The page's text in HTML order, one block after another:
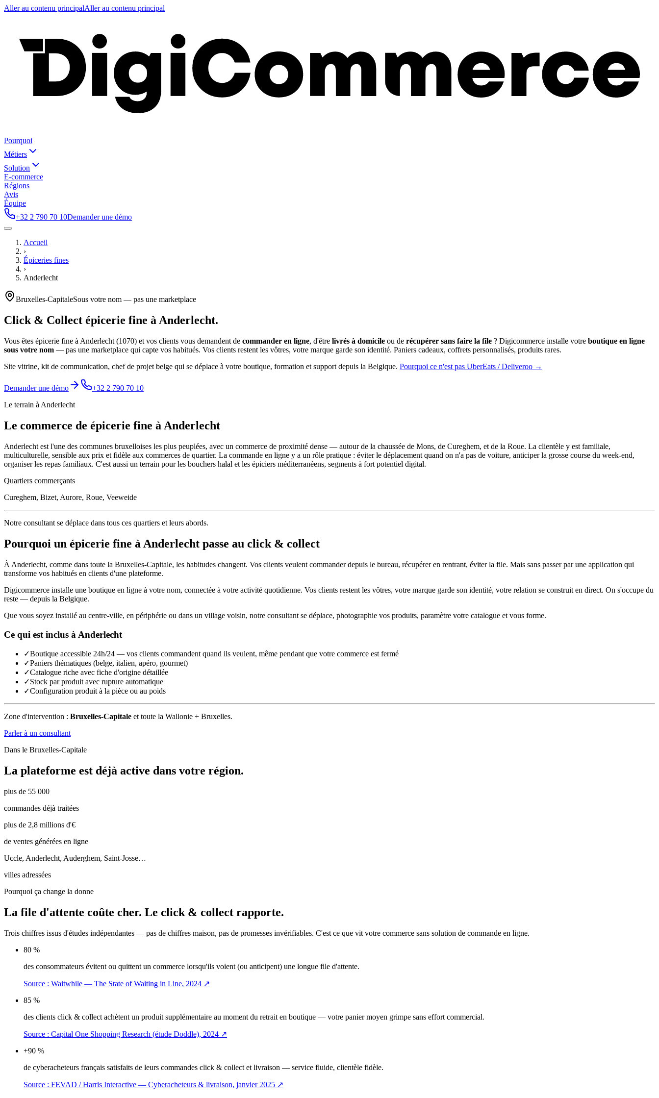
Aller au contenu principalAller au contenu principal
Pourquoi
Métiers
Solution
E-commerce
Régions
Avis
Équipe
+32 2 790 70 10Demander une démo
Accueil
›
Épiceries fines
›
Anderlecht
Bruxelles-CapitaleSous votre nom — pas une marketplace
Click & Collect épicerie fine àAnderlecht.
Vous êtes épicerie fine à Anderlecht (1070) et vos clients vous demandent de commander en ligne, d'être livrés à domicile ou de récupérer sans faire la file ? Digicommerce installe votre boutique en ligne
sous votre nom — pas une marketplace qui capte vos habitués. Vos clients restent les vôtres, votre marque garde son identité. Paniers cadeaux, coffrets personnalisés, produits rares.
Site vitrine, kit de communication, chef de projet belge qui se déplace à votre boutique, formation et support depuis la Belgique. Pourquoi ce n'est pas UberEats / Deliveroo →
Demander une démo
+32 2 790 70 10
Le terrain à Anderlecht
Le commerce de épicerie fine à Anderlecht
Anderlecht est l'une des communes bruxelloises les plus peuplées, avec un commerce de proximité dense — autour de la chaussée de Mons, de Cureghem, et de la Roue. La clientèle y est familiale,
multiculturelle, sensible aux prix et fidèle aux commerces de quartier. La commande en ligne y a un rôle pratique : éviter le déplacement quand on n'a pas de voiture, anticiper la grosse course du week-end,
organiser les repas familiaux. C'est aussi un terrain pour les bouchers halal et les épiciers méditerranéens, segments à fort potentiel digital.
Quartiers commerçants
Cureghem, Bizet, Aurore, Roue, Veeweide
Notre consultant se déplace dans tous ces quartiers et leurs abords.
Pourquoi un épicerie fine à Anderlecht passe au click & collect
À Anderlecht, comme dans toute la Bruxelles-Capitale, les habitudes changent. Vos clients veulent commander depuis le bureau, récupérer en rentrant, éviter la file. Mais sans passer par une application qui
transforme vos habitués en clients d'une plateforme.
Digicommerce installe une boutique en ligne à votre nom, connectée à votre activité quotidienne. Vos clients restent les vôtres, votre marque garde son identité, votre relation se construit en direct. On s'occupe du
reste — depuis la Belgique.
Que vous soyez installé au centre-ville, en périphérie ou dans un village voisin, notre consultant se déplace, photographie vos produits, paramètre votre catalogue et vous forme.
Ce qui est inclus à Anderlecht
✓Boutique accessible 24h/24 — vos clients commandent quand ils veulent, même pendant que votre commerce est fermé
✓Paniers thématiques (belge, italien, apéro, gourmet)
✓Catalogue riche avec fiche d'origine détaillée
✓Stock par produit avec rupture automatique
✓Configuration produit à la pièce ou au poids
Zone d'intervention : Bruxelles-Capitale et toute la Wallonie + Bruxelles.
Parler à un consultant
Dans le Bruxelles-Capitale
La plateforme est déjà active dans votre région.
plus de 55 000
commandes déjà traitées
plus de 2,8 millions d'€
de ventes générées en ligne
Uccle, Anderlecht, Auderghem, Saint-Josse…
villes adressées
Pourquoi ça change la donne
La file d'attente coûte cher. Le click & collect rapporte.
Trois chiffres issus d'études indépendantes — pas de chiffres maison, pas de promesses invérifiables. C'est ce que vit votre commerce sans solution de commande en ligne.
80 %
des consommateurs évitent ou quittent un commerce lorsqu'ils voient (ou anticipent) une longue file d'attente.
Source : Waitwhile — The State of Waiting in Line, 2024 ↗
85 %
des clients click & collect achètent un produit supplémentaire au moment du retrait en boutique — votre panier moyen grimpe sans effort commercial.
Source : Capital One Shopping Research (étude Doddle), 2024 ↗
+90 %
de cyberacheteurs français satisfaits de leurs commandes click & collect et livraison — service fluide, clientèle fidèle.
Source : FEVAD / Harris Interactive — Cyberacheteurs & livraison, janvier 2025 ↗